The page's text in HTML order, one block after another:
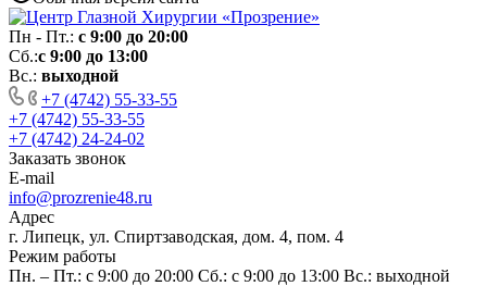
Пн - Пт.: с 9:00 до 20:00
Сб.:с 9:00 до 13:00
Вс.: выходной
+7 (4742) 55-33-55
+7 (4742) 55-33-55
+7 (4742) 24-24-02
Заказать звонок
E-mail
info@prozrenie48.ru
Адрес
г. Липецк, ул. Спиртзаводская, дом. 4, пом. 4
Режим работы
Пн. – Пт.: с 9:00 до 20:00 Сб.: с 9:00 до 13:00 Вс.: выходной